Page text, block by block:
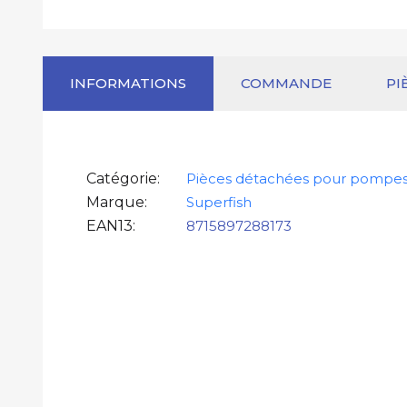
INFORMATIONS COMMANDE
Catégorie
Pièces détachées pour
Marque
Superfish
EAN13
8715897288173